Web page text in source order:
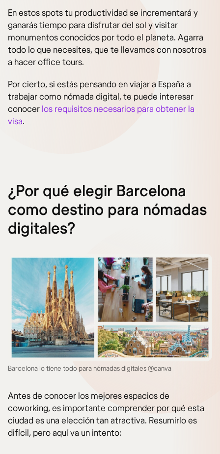
En estos spots tu productividad se incrementará y
ganarás tiempo para disfrutar del sol y visitar
monumentos conocidos por todo el planeta. Agarra
todo lo que necesites, que te llevamos con nosotros
a hacer office tours.
Por cierto, si estás pensando en viajar a España a
trabajar como nómada digital, te puede interesar
conocer los requisitos necesarios para obtener la
visa.
¿Por qué elegir Barcelona
como destino para nómadas
digitales?
Barcelona lo tiene todo para nómadas digitales @canva
Antes de conocer los mejores espacios de
coworking, es importante comprender por qué esta
ciudad es una elección tan atractiva. Resumirlo es
difícil, pero aquí va un intento: